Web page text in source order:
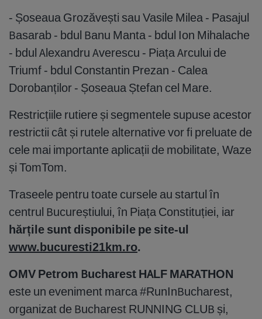
- Șoseaua Grozăvești sau Vasile Milea - Pasajul
Basarab - bdul Banu Manta - bdul Ion Mihalache
- bdul Alexandru Averescu - Piața Arcului de
Triumf - bdul Constantin Prezan - Calea
Dorobanților - Șoseaua Ștefan cel Mare.
Restricțiile rutiere și segmentele supuse acestor
restrictii cât și rutele alternative vor fi preluate de
cele mai importante aplicații de mobilitate, Waze
și TomTom.
Traseele pentru toate cursele au startul în
centrul Bucureștiului, în Piața Constituției, iar
hărțile sunt disponibile pe site-ul
www.bucuresti21km.ro.
OMV Petrom Bucharest HALF MARATHON
este un eveniment marca #RunInBucharest,
organizat de Bucharest RUNNING CLUB și,